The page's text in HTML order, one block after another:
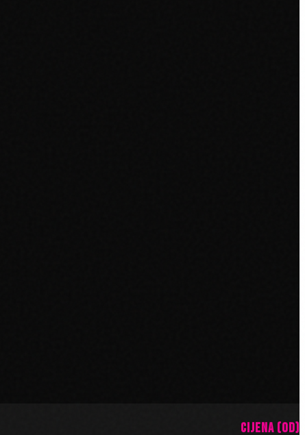
CIJENA (OD)